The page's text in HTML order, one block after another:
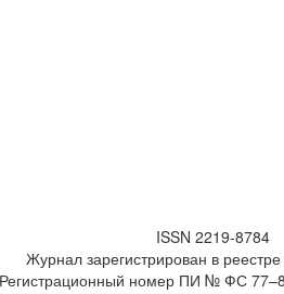
ISSN 2219-8784
Журнал зарегистрирован в
Регистрационный номер ПИ № ФС